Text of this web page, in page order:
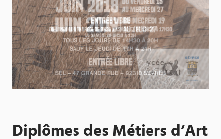
Diplômes des Métiers d’Art